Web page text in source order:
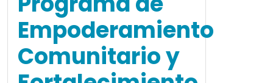
Empoderamiento
Comunitario y